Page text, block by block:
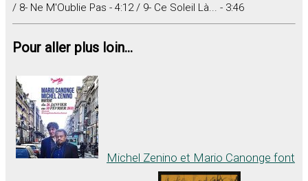
/ 8- Ne M'Oublie Pas - 4:12 / 9- Ce Soleil Là... - 3:46
Pour aller plus loin...
Michel Zenino et Mario Canonge font